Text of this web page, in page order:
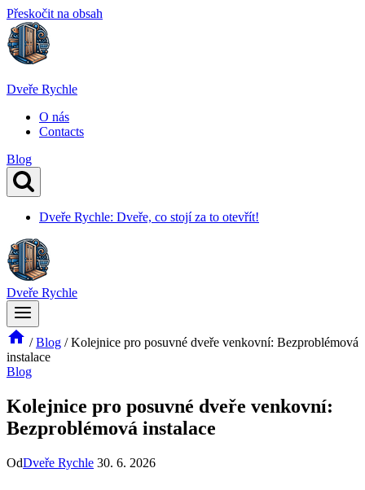
Přeskočit na obsah
Dveře Rychle
O nás
Contacts
Blog
Dveře Rychle: Dveře, co stojí za to otevřít!
Dveře Rychle
/ Blog / Kolejnice pro posuvné dveře venkovní: Bezproblémová
instalace
Blog
Kolejnice pro posuvné dveře venkovní:
Bezproblémová instalace
OdDveře Rychle 30. 6. 2026